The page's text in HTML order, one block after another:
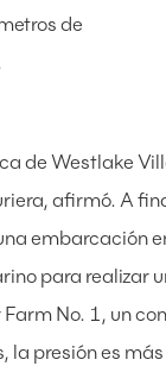
de
de Westlake
afirmó. A
embarcación
para realizar
No. 1, un
presión es